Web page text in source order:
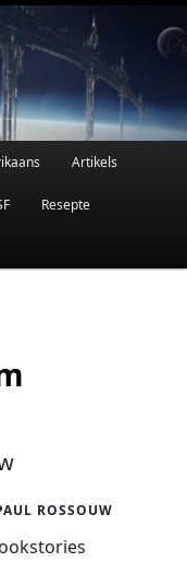
Artikels
Resepte
ROSSOUW